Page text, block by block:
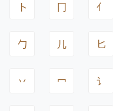
卜 冂 亻
勹 儿 匕
丷 冖 讠